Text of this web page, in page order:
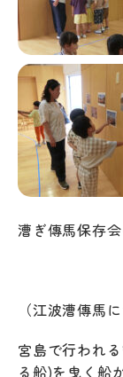
漕ぎ傳馬保存
（江波漕傳馬
宮島で行われ
る船)を曳く船